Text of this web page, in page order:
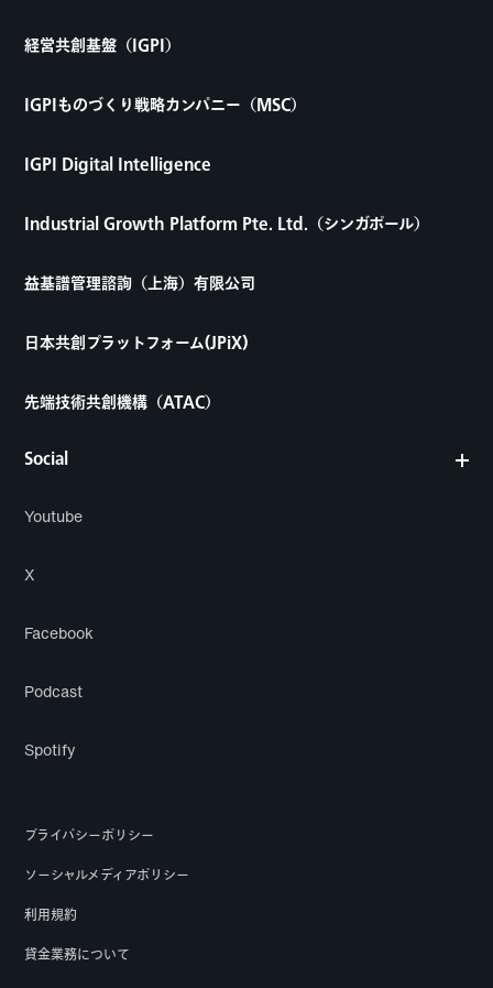
Social
Youtube
X
Facebook
Podcast
Spotify
経営共創基盤（IGPI）
IGPIものづくり戦略カンパニー（MSC）
IGPI Digital Intelligence
Industrial Growth Platform Pte. Ltd.（シンガポール）
益基譜管理諮詢（上海）有限公司
日本共創プラットフォーム(JPiX)
先端技術共創機構（ATAC）
プライバシーポリシー
ソーシャルメディアポリシー
利用規約
貸金業務について